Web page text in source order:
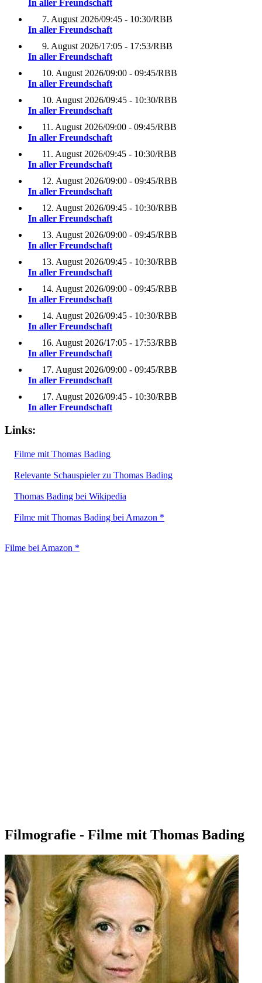
In aller Freundschaft
7. August 2026/09:45 - 10:30/RBB
In aller Freundschaft
9. August 2026/17:05 - 17:53/RBB
In aller Freundschaft
10. August 2026/09:00 - 09:45/RBB
In aller Freundschaft
10. August 2026/09:45 - 10:30/RBB
In aller Freundschaft
11. August 2026/09:00 - 09:45/RBB
In aller Freundschaft
11. August 2026/09:45 - 10:30/RBB
In aller Freundschaft
12. August 2026/09:00 - 09:45/RBB
In aller Freundschaft
12. August 2026/09:45 - 10:30/RBB
In aller Freundschaft
13. August 2026/09:00 - 09:45/RBB
In aller Freundschaft
13. August 2026/09:45 - 10:30/RBB
In aller Freundschaft
14. August 2026/09:00 - 09:45/RBB
In aller Freundschaft
14. August 2026/09:45 - 10:30/RBB
In aller Freundschaft
16. August 2026/17:05 - 17:53/RBB
In aller Freundschaft
17. August 2026/09:00 - 09:45/RBB
In aller Freundschaft
17. August 2026/09:45 - 10:30/RBB
In aller Freundschaft
Links:
Filme mit Thomas Bading
Relevante Schauspieler zu Thomas Bading
Thomas Bading bei Wikipedia
Filme mit Thomas Bading bei Amazon *
Filme bei Amazon *
Filmografie - Filme mit Thomas Bading